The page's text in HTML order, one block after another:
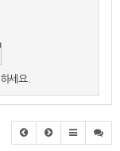
세요.